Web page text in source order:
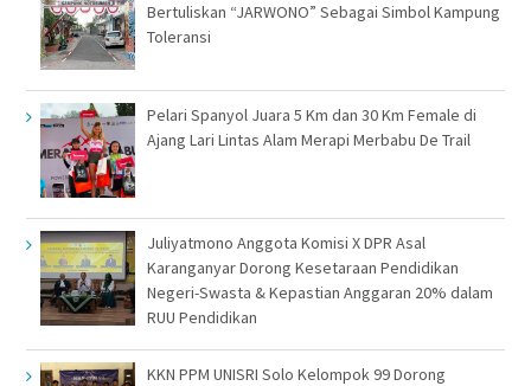
Bertuliskan “JARWONO” Sebagai Simbol Kampung
Toleransi
Pelari Spanyol Juara 5 Km dan 30 Km Female di
Ajang Lari Lintas Alam Merapi Merbabu De Trail
Juliyatmono Anggota Komisi X DPR Asal
Karanganyar Dorong Kesetaraan Pendidikan
Negeri-Swasta & Kepastian Anggaran 20% dalam
RUU Pendidikan
KKN PPM UNISRI Solo Kelompok 99 Dorong